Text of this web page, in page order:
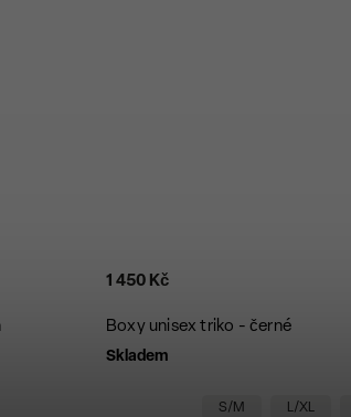
Boxy unisex triko - černé
Skladem
1 450 Kč
S/M L/XL